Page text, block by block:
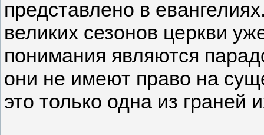
представлено в
великих сезонов церкви
понимания являются
они не имеют право на
это только одна из граней